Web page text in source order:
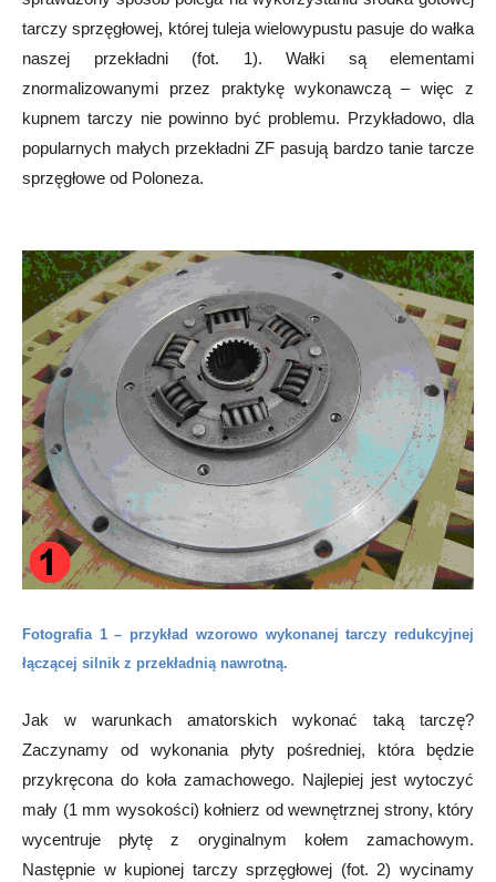
tarczy sprzęgłowej, której tuleja wielowypustu pasuje do wałka
naszej przekładni (fot. 1). Wałki są elementami
znormalizowanymi przez praktykę wykonawczą – więc z
kupnem tarczy nie powinno być problemu. Przykładowo, dla
popularnych małych przekładni ZF pasują bardzo tanie tarcze
sprzęgłowe od Poloneza.
Fotografia 1 – przykład wzorowo wykonanej tarczy redukcyjnej
łączącej silnik z przekładnią nawrotną.
Jak w warunkach amatorskich wykonać taką tarczę?
Zaczynamy od wykonania płyty pośredniej, która będzie
przykręcona do koła zamachowego. Najlepiej jest wytoczyć
mały (1 mm wysokości) kołnierz od wewnętrznej strony, który
wycentruje płytę z oryginalnym kołem zamachowym.
Następnie w kupionej tarczy sprzęgłowej (fot. 2) wycinamy